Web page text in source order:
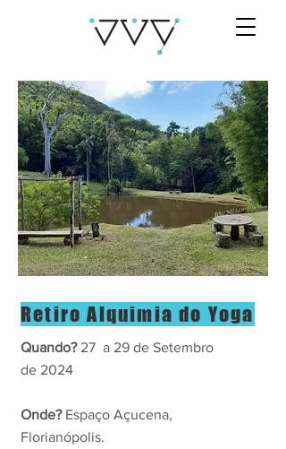
Retiro Alquimia do Yoga
Quando?27 a 29 de Setembro
de 2024
Onde?Espaço Açucena,
Florianópolis.